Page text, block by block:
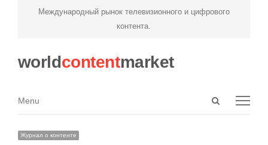
Международный рынок телевизионного и цифрового
контента.
worldcontentmarket
Open
Menu
Menu
Журнал о контенте